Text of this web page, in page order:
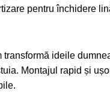
pentru închidere
ideile
Montajul rapid și